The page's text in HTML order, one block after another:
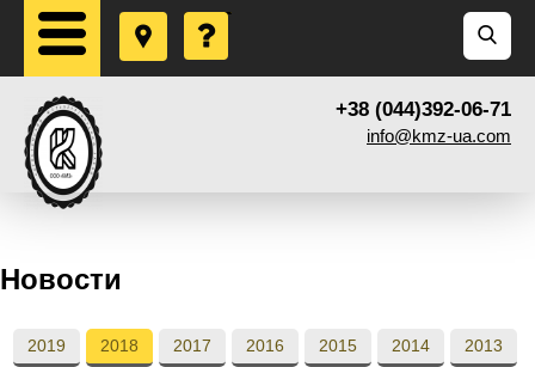
+38 (044)392-06-71
info@kmz-ua.com
Новости
2019 2018 2017 2016 2015 2014 2013